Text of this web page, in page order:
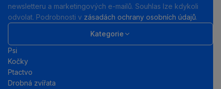
newsletteru a marketingových e-mailů. Souhlas lze kdykoli
odvolat. Podrobnosti v zásadách ochrany osobních údajů.
Kategorie
Psi
Kočky
Ptactvo
Drobná zvířata